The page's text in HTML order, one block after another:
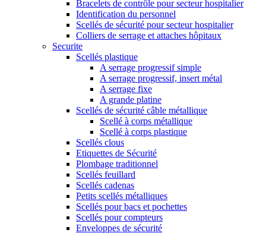
Bracelets de contrôle pour secteur hospitalier
Identification du personnel
Scellés de sécurité pour secteur hospitalier
Colliers de serrage et attaches hôpitaux
Securite
Scellés plastique
A serrage progressif simple
A serrage progressif, insert métal
A serrage fixe
A grande platine
Scellés de sécurité câble métallique
Scellé à corps métallique
Scellé à corps plastique
Scellés clous
Etiquettes de Sécurité
Plombage traditionnel
Scellés feuillard
Scellés cadenas
Petits scellés métalliques
Scellés pour bacs et pochettes
Scellés pour compteurs
Enveloppes de sécurité